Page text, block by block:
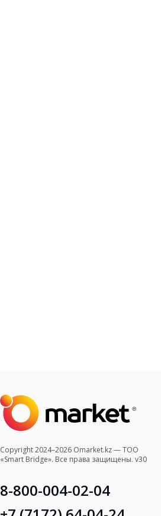
Copyright 2024–2026 Omarket.kz — ТОО
«Smart Bridge». Все права защищены. v30
8-800-004-02-04